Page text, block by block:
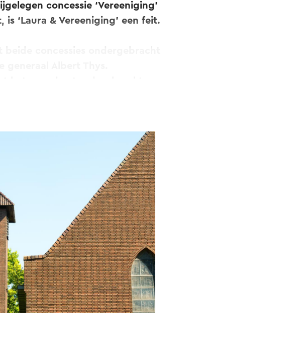
concessie ‘Vereeniging’
‘Laura & Vereeniging’ een feit.
het grondwater doorbreekt en
een tweede mijnzetel.
naam ‘Julia’ dragen. Het
zijn voor de nieuwe
& Vereeniging beschikt in
niet over een eigen
Thuis Best en wordt er een
modern tuindorp met kerk,